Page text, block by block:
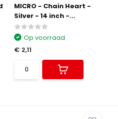
MICRO - Chain Heart -
Silver - 14 inch -...
Op voorraad
€ 2,11